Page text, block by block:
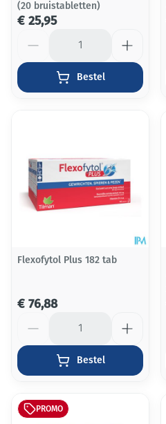
(20 bruistabletten)
€ 25,95
Bestel
Flexofytol Plus 182 tab
€ 76,88
Bestel
PROMO